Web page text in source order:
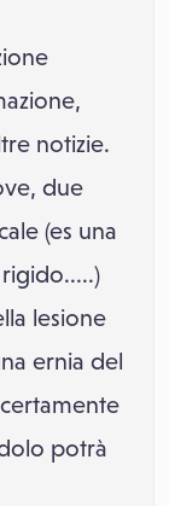
notizie.
due
(es una
lesione
ernia del
potrà